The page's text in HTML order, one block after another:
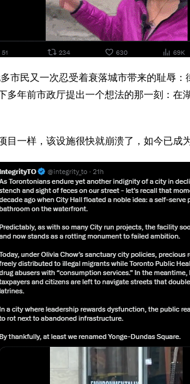
市民又一次忍受着衰落城市带来的耻辱
多年前市政厅提出一个想法的那一刻：在
目一样，该设施很快就崩溃了，如今已成